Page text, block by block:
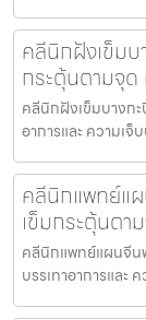
คลีนิกฝังเข็มบ
กระตุ้นตามจุด
คลีนิกฝังเข็มบางกะ
อาการและ ความเ
คลีนิกแพทย์แผ
เข็มกระตุ้นตา
คลีนิกแพทย์แผนจีน
บรรเทาอาการแล